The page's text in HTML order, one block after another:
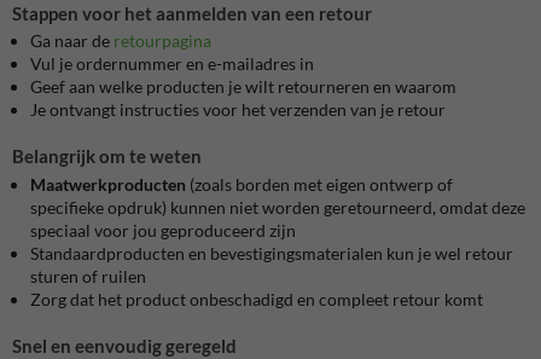
Stappen voor het aanmelden van een retour
Ga naar de retourpagina
Vul je ordernummer en e-mailadres in
Geef aan welke producten je wilt retourneren en waarom
Je ontvangt instructies voor het verzenden van je retour
Belangrijk om te weten
Maatwerkproducten (zoals borden met eigen ontwerp of
specifieke opdruk) kunnen niet worden geretourneerd, omdat deze
speciaal voor jou geproduceerd zijn
Standaardproducten en bevestigingsmaterialen kun je wel retour
sturen of ruilen
Zorg dat het product onbeschadigd en compleet retour komt
Snel en eenvoudig geregeld